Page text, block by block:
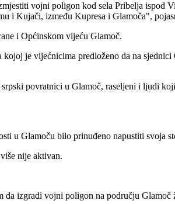
vojni poligon kod sela Pribelja ispod
i Kujači, između Kupresa i Glamoča",
i Općinskom vijeću Glamoč.
je vijećnicima predloženo da na
povratnici u Glamoč, raseljeni i ljudi
u Glamoču bilo prinuđeno napustiti svoja
nije aktivan.
izgradi vojni poligon na području Glamoč